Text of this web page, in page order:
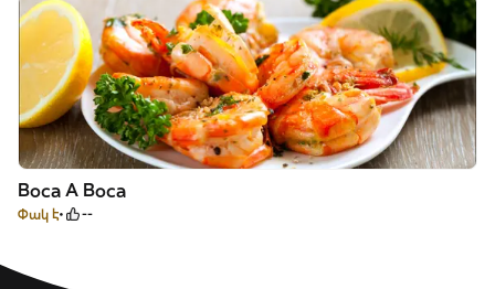
Boca A Boca
Փակ է --